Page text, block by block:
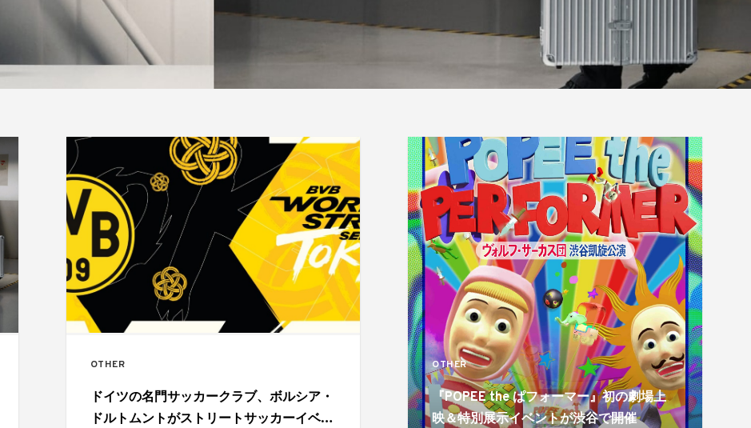
OTHER
ドイツの名門サッカークラブ、ボルシア・
ドルトムントがストリートサッカーイベン
OTHER
『POPEE the ぱフォーマー』初の劇場上
映＆特別展示イベントが渋谷で開催